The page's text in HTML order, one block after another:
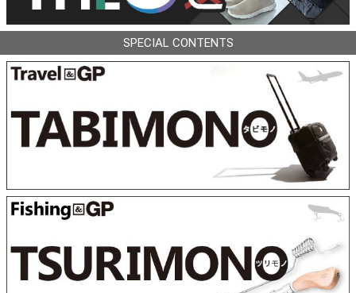
SPECIAL CONTENTS